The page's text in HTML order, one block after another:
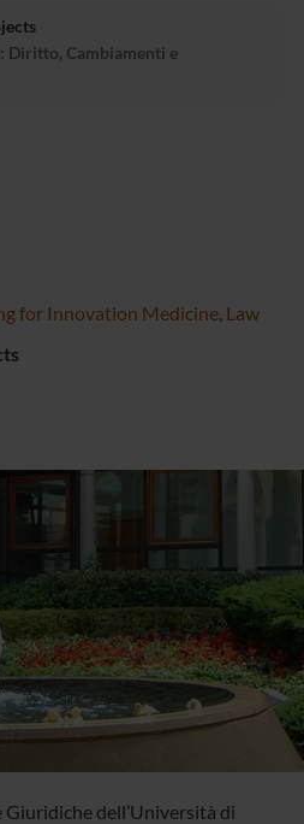
Diritto, Cambiamenti e
for Innovation Medicine, Law
dell’Università di